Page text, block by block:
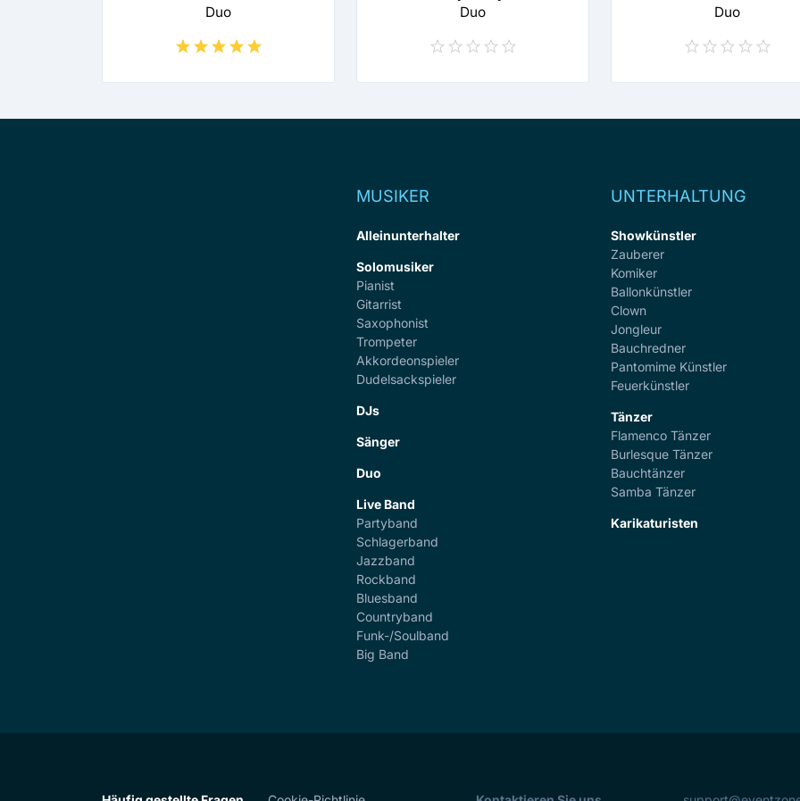
Duo Duo Duo
MUSIKER
Alleinunterhalter
Solomusiker
Pianist
Gitarrist
Saxophonist
Trompeter
Akkordeonspieler
Dudelsackspieler
DJs
Sänger
Duo
Live Band
Partyband
Schlagerband
Jazzband
Rockband
Bluesband
Countryband
Funk-/Soulband
Big Band
UNTERHALTUNG
Showkünstler
Zauberer
Komiker
Ballonkünstler
Clown
Jongleur
Bauchredner
Pantomime Künstler
Feuerkünstler
Tänzer
Flamenco Tänzer
Burlesque Tänzer
Bauchtänzer
Samba Tänzer
Karikaturisten